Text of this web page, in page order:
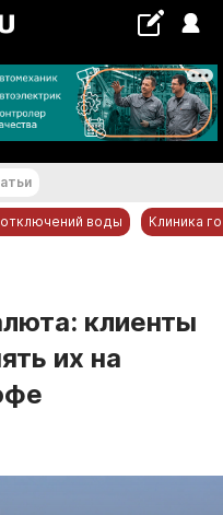
°С
воды Клиника
клиенты
их на